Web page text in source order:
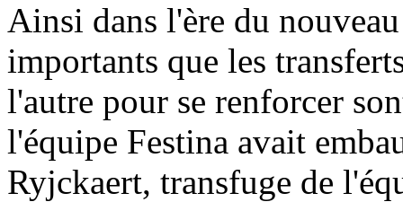
Ainsi dans l'ère du
importants que les
l'autre pour se renforcer
l'équipe Festina avait
Ryjckaert, transfuge de